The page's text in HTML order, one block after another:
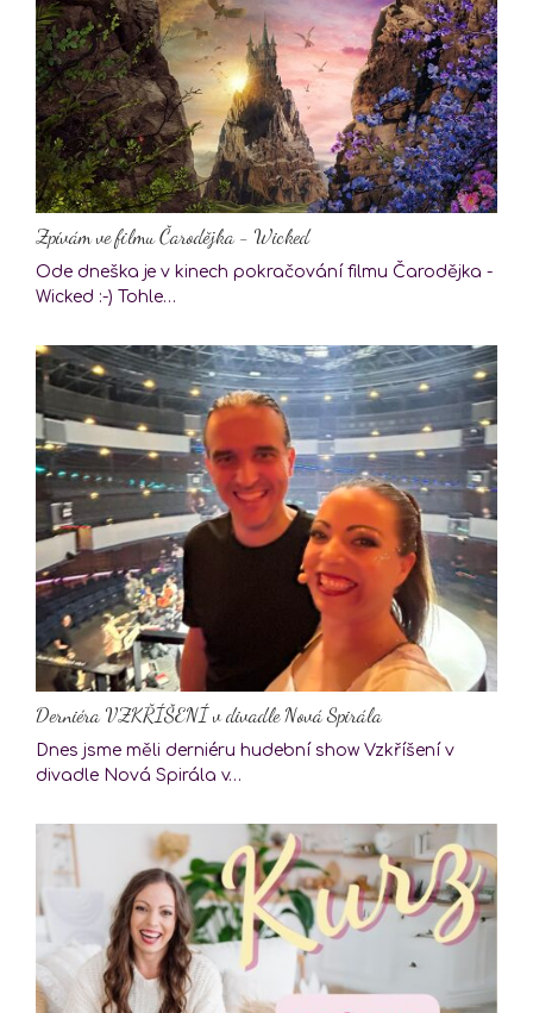
Zpívám ve filmu Čarodějka - Wicked
Ode dneška je v kinech pokračování filmu Čarodějka -
Wicked :-) Tohle…
Derniéra VZKŘÍŠENÍ v divadle Nová Spirála
Dnes jsme měli derniéru hudební show Vzkříšení v
divadle Nová Spirála v…